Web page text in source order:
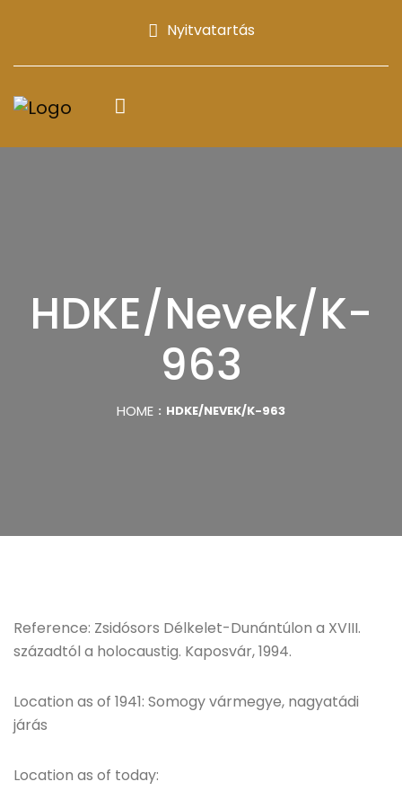
Nyitvatartás
HDKE/Nevek/K-
963
HOME HDKE/NEVEK/K-963
Reference: Zsidósors Délkelet-Dunántúlon a XVIII.
századtól a holocaustig. Kaposvár, 1994.
Location as of 1941: Somogy vármegye, nagyatádi
járás
Location as of today: